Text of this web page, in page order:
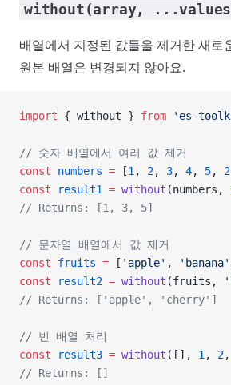
without(array,
배열에서 지정된 값들을 제거한 새로
원본 배열은 변경되지 않아요.
import { without } from 'es-
// 숫자 배열에서 여러 값 제거
const numbers = [1 , 2, 3, 4, 5, 2
const result1 = without (numbers,
// Returns: [1, 3, 5]
// 문자열 배열에서 값 제거
const fruits = [ 'apple' , 'banana'
const result2 = without (fruits,
// Returns: ['apple', 'cherry']
// 빈 배열 처리
const result3 = without ([], 1 , 2,
// Returns: []